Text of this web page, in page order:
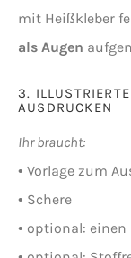
mit Heißkleber
als Augen
3.
AUSDRUCKEN
Ihr braucht:
• Vorlage zum
• Schere
• optional: einen